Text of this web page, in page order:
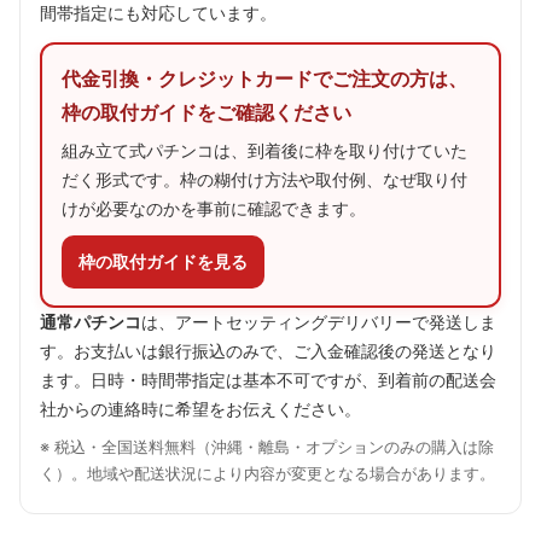
間帯指定にも対応しています。
代金引換・クレジットカードでご注文の方は、
枠の取付ガイドをご確認ください
組み立て式パチンコは、到着後に枠を取り付けていた
だく形式です。枠の糊付け方法や取付例、なぜ取り付
けが必要なのかを事前に確認できます。
枠の取付ガイドを見る
通常パチンコは、アートセッティングデリバリーで発送しま
す。お支払いは銀行振込のみで、ご入金確認後の発送となり
ます。日時・時間帯指定は基本不可ですが、到着前の配送会
社からの連絡時に希望をお伝えください。
※ 税込・全国送料無料（沖縄・離島・オプションのみの購入は除
く）。地域や配送状況により内容が変更となる場合があります。